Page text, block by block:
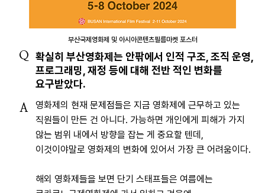
부산국제영화제 및 아시아콘텐츠필름마켓 포스터
Q 확실히 부산영화제는 안팎에서 인적 구조, 조직 운영,
프로그래밍, 재정 등에 대해 전반 적인 변화를
요구받았다.
A
영화제의 현재 문제점들은 지금 영화제에 근무하고 있는
직원들이 만든 건 아니다. 가능하면 개인에게 피해가 가지
않는 범위 내에서 방향을 잡는 게 중요할 텐데,
이것이야말로 영화제의 변화에 있어서 가장 큰 어려움이다.
해외 영화제들을 보면 단기 스태프들은 여름에는